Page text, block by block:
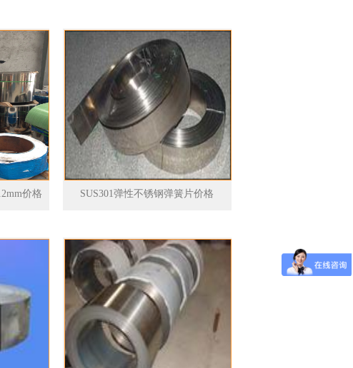
价格 SUS301弹性不锈钢弹簧片价格